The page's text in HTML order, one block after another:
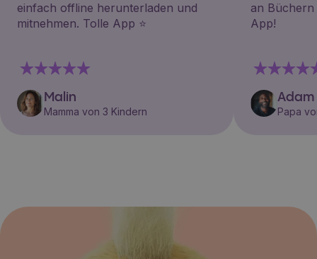
einfach offline herunterladen und
mitnehmen. Tolle App ⭐️
Malin
Mamma von 3 Kindern
an Büchern
App!
Adam
Papa